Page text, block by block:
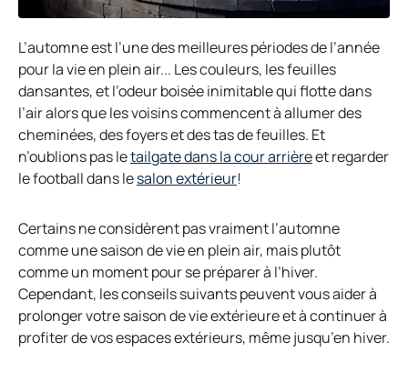
L’automne est l’une des meilleures périodes de l’année
pour la vie en plein air... Les couleurs, les feuilles
dansantes, et l’odeur boisée inimitable qui flotte dans
l’air alors que les voisins commencent à allumer des
cheminées, des foyers et des tas de feuilles. Et
n’oublions pas letailgate dans la cour arrièreo
n
s
i
n
a
n
et regarder
le football dans lesalon extérieuro
e
n
s
i
n
a
!
Certains ne considèrent pas vraiment l’automne
comme une saison de vie en plein air, mais plutôt
comme un moment pour se préparer à l’hiver.
Cependant, les conseils suivants peuvent vous aider à
prolonger votre saison de vie extérieure et à continuer à
profiter de vos espaces extérieurs, même jusqu’en hiver.